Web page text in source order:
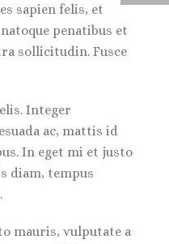
sapien felis, et
penatibus et
sollicitudin. Fusce
Integer
ac, mattis id
In eget mi et justo
diam, tempus
mauris, vulputate a